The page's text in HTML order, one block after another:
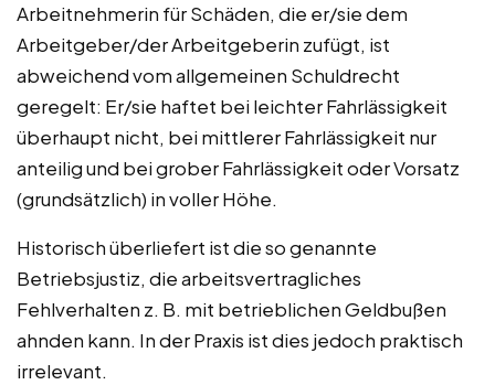
Arbeitnehmerin für Schäden, die er/sie dem
Arbeitgeber/der Arbeitgeberin zufügt, ist
abweichend vom allgemeinen Schuldrecht
geregelt: Er/sie haftet bei leichter Fahrlässigkeit
überhaupt nicht, bei mittlerer Fahrlässigkeit nur
anteilig und bei grober Fahrlässigkeit oder Vorsatz
(grundsätzlich) in voller Höhe.
Historisch überliefert ist die so genannte
Betriebsjustiz, die arbeitsvertragliches
Fehlverhalten z. B. mit betrieblichen Geldbußen
ahnden kann. In der Praxis ist dies jedoch praktisch
irrelevant.